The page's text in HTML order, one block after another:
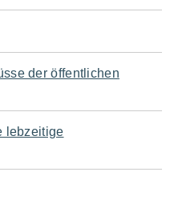
der öffentlichen
lebzeitige